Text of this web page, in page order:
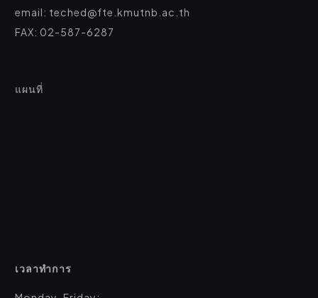
email: teched@fte.kmutnb.ac.th
FAX: 02-587-6287
แผนที่
เวลาทำการ